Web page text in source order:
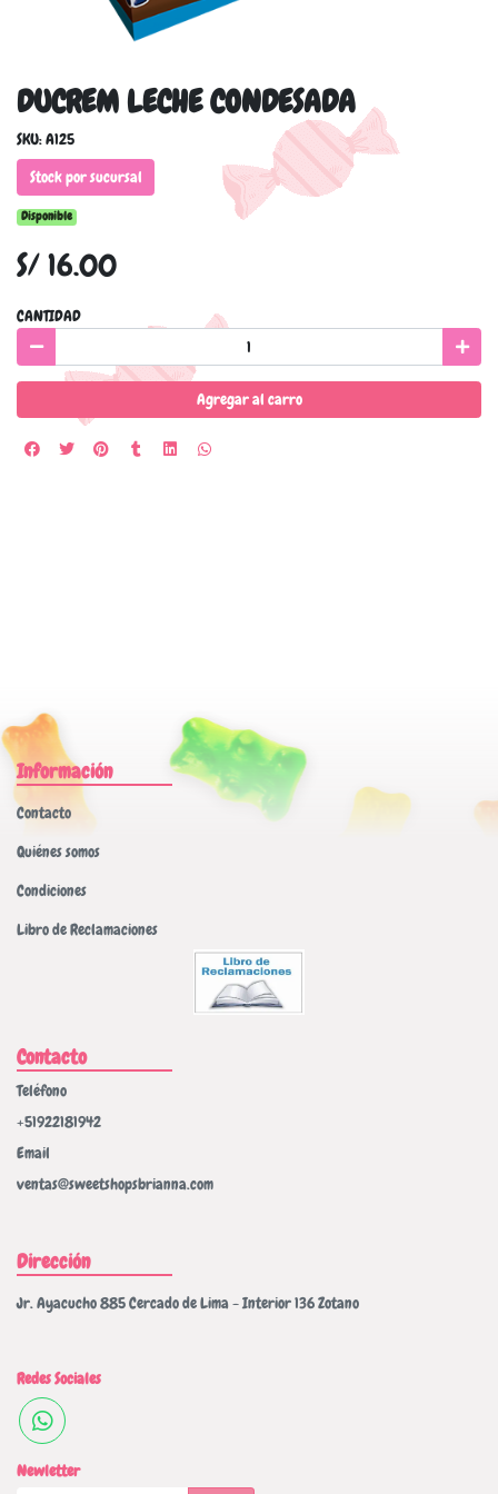
DUCREM LECHE CONDESADA
SKU: A125
Stock por sucursal
Disponible
S/ 16.00
CANTIDAD
Agregar al carro
Información
Contacto
Quiénes somos
Condiciones
Libro de Reclamaciones
Contacto
Teléfono
+51922181942
Email
ventas@sweetshopsbrianna.com
Dirección
Jr. Ayacucho 885 Cercado de Lima - Interior 136 Zotano
Redes Sociales
Newletter